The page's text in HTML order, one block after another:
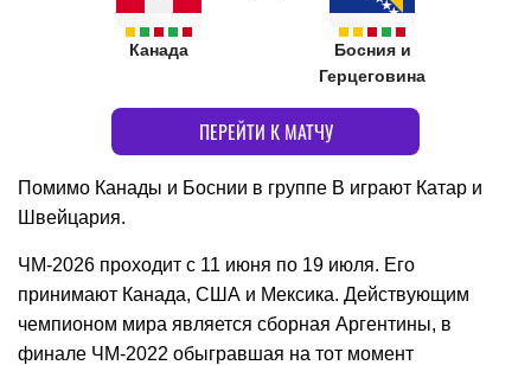
Канада
Босния и
Герцеговина
ПЕРЕЙТИ К МАТЧУ
Помимо Канады и Боснии в группе B играют Катар и
Швейцария.
ЧМ-2026 проходит с 11 июня по 19 июля. Его
принимают Канада, США и Мексика. Действующим
чемпионом мира является сборная Аргентины, в
финале ЧМ-2022 обыгравшая на тот момент